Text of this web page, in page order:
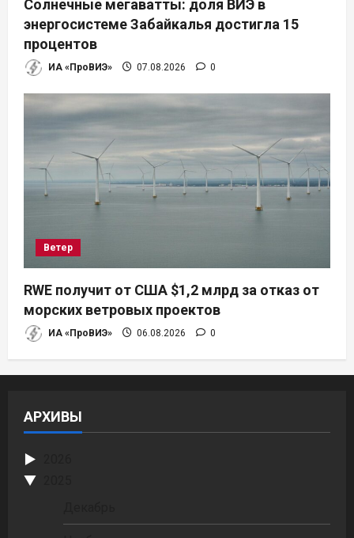
Солнечные мегаватты: доля ВИЭ в
энергосистеме Забайкалья достигла 15
процентов
ИА «ПроВИЭ» 07.08.2026 0
Ветер
RWE получит от США $1,2 млрд за отказ от
морских ветровых проектов
ИА «ПроВИЭ» 06.08.2026 0
АРХИВЫ